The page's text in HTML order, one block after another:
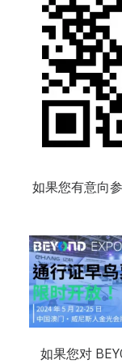
如果您有意向
如果您对